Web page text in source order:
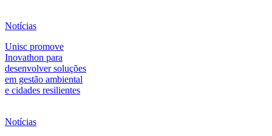
Notícias
Unisc promove
Inovathon para
desenvolver soluções
em gestão ambiental
e cidades resilientes
Notícias